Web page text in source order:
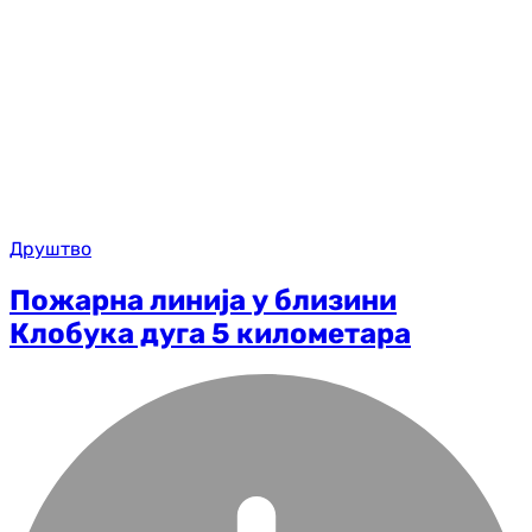
Друштво
Пожарна линија у близини
Клобука дуга 5 километара